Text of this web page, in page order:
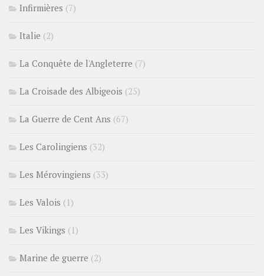
Infirmières (7)
Italie (2)
La Conquête de l'Angleterre (7)
La Croisade des Albigeois (25)
La Guerre de Cent Ans (67)
Les Carolingiens (32)
Les Mérovingiens (33)
Les Valois (1)
Les Vikings (1)
Marine de guerre (2)